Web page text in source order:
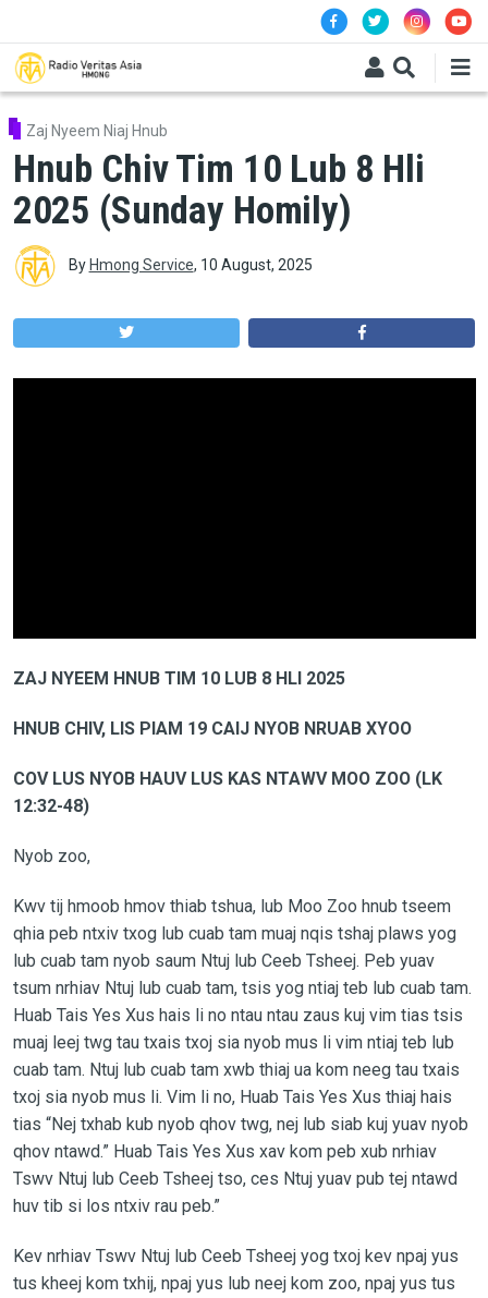
Zaj Nyeem Niaj Hnub
Hnub Chiv Tim 10 Lub 8 Hli
2025 (Sunday Homily)
By Hmong Service, 10 August, 2025
ZAJ NYEEM HNUB TIM 10 LUB 8 HLI 2025
HNUB CHIV, LIS PIAM 19 CAIJ NYOB NRUAB XYOO
COV LUS NYOB HAUV LUS KAS NTAWV MOO ZOO (LK
12:32-48)
Nyob zoo,
Kwv tij hmoob hmov thiab tshua, lub Moo Zoo hnub tseem
qhia peb ntxiv txog lub cuab tam muaj nqis tshaj plaws yog
lub cuab tam nyob saum Ntuj lub Ceeb Tsheej. Peb yuav
tsum nrhiav Ntuj lub cuab tam, tsis yog ntiaj teb lub cuab tam.
Huab Tais Yes Xus hais li no ntau ntau zaus kuj vim tias tsis
muaj leej twg tau txais txoj sia nyob mus li vim ntiaj teb lub
cuab tam. Ntuj lub cuab tam xwb thiaj ua kom neeg tau txais
txoj sia nyob mus li. Vim li no, Huab Tais Yes Xus thiaj hais
tias “Nej txhab kub nyob qhov twg, nej lub siab kuj yuav nyob
qhov ntawd.” Huab Tais Yes Xus xav kom peb xub nrhiav
Tswv Ntuj lub Ceeb Tsheej tso, ces Ntuj yuav pub tej ntawd
huv tib si los ntxiv rau peb.”
Kev nrhiav Tswv Ntuj lub Ceeb Tsheej yog txoj kev npaj yus
tus kheej kom txhij, npaj yus lub neej kom zoo, npaj yus tus